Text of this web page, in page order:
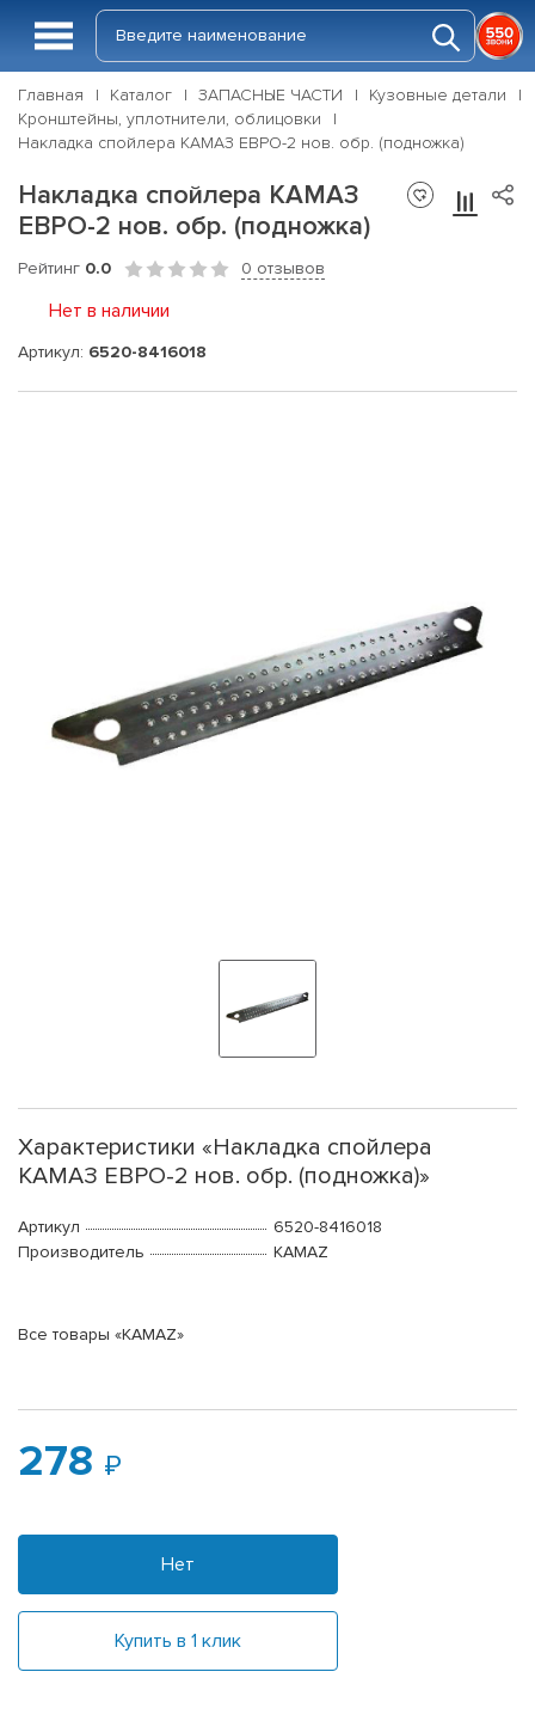
Главная Каталог ЗАПАСНЫЕ ЧАСТИ
Кузовные детали
Кронштейны, уплотнители, облицовки
Накладка спойлера КАМАЗ ЕВРО-2 нов. обр. (подножка)
Накладка спойлера КАМАЗ
ЕВРО-2 нов. обр. (подножка)
Рейтинг 0.0 0 отзывов
Нет в наличии
Артикул: 6520-8416018
Характеристики «Накладка спойлера
КАМАЗ ЕВРО-2 нов. обр. (подножка)»
Артикул
6520-8416018
Производитель
KAMAZ
Все товары «KAMAZ»
278
Нет
Купить в 1 клик